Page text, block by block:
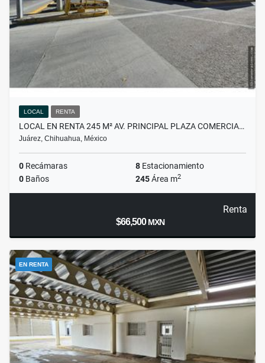
LOCAL RENTA
LOCAL EN RENTA 245 M² AV. PRINCIPAL PLAZA COMERCIA…
Juárez, Chihuahua, México
0 Recámaras 8 Estacionamiento
0 Baños 245Área m2
Renta
$66,500MXN
EN RENTA